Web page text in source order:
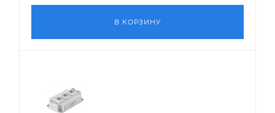
В КОРЗИНУ